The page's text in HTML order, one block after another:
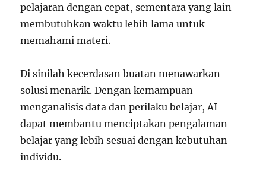
pelajaran dengan cepat, sementara yang lain
membutuhkan waktu lebih lama untuk
memahami materi.
Di sinilah kecerdasan buatan menawarkan
solusi menarik. Dengan kemampuan
menganalisis data dan perilaku belajar, AI
dapat membantu menciptakan pengalaman
belajar yang lebih sesuai dengan kebutuhan
individu.